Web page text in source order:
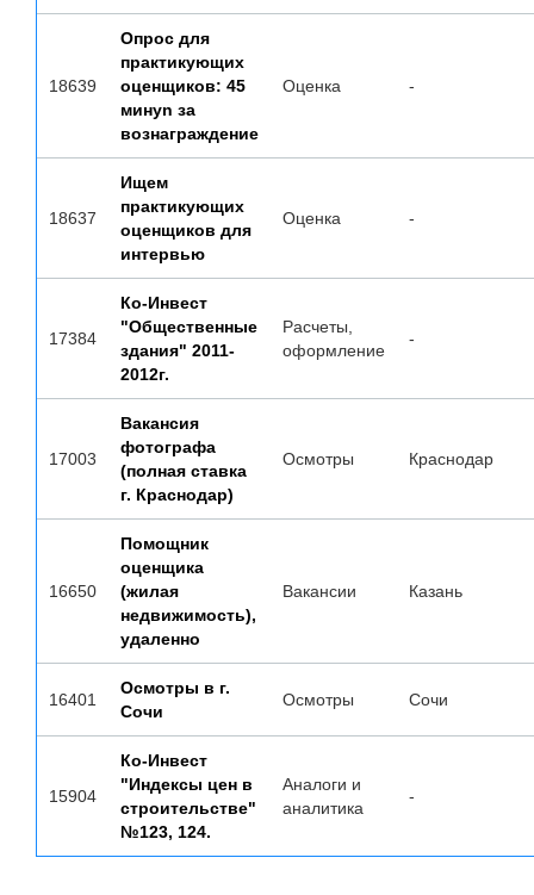
18639
Опрос для
практикующих
оценщиков: 45
минуn за
вознаграждение
Оценка -
18637
Ищем
практикующих
оценщиков для
интервью
Оценка -
17384
Ко-Инвест
"Общественные
здания" 2011-
2012г.
Расчеты,
оформление
-
17003
Вакансия
фотографа
(полная ставка
г. Краснодар)
Осмотры Краснодар
16650
Помощник
оценщика
(жилая
недвижимость),
удаленно
Вакансии Казань
16401
Осмотры в г.
Сочи
Осмотры Сочи
15904
Ко-Инвест
"Индексы цен в
строительстве"
№123, 124.
Аналоги и
аналитика
-